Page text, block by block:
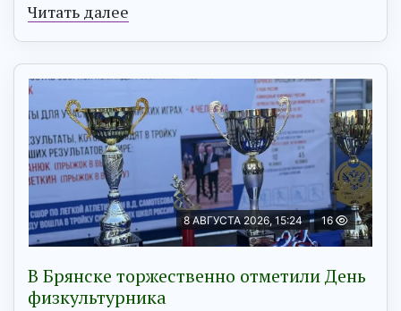
Читать далее
8 АВГУСТА 2026, 15:24 16
В Брянске торжественно отметили День
физкультурника